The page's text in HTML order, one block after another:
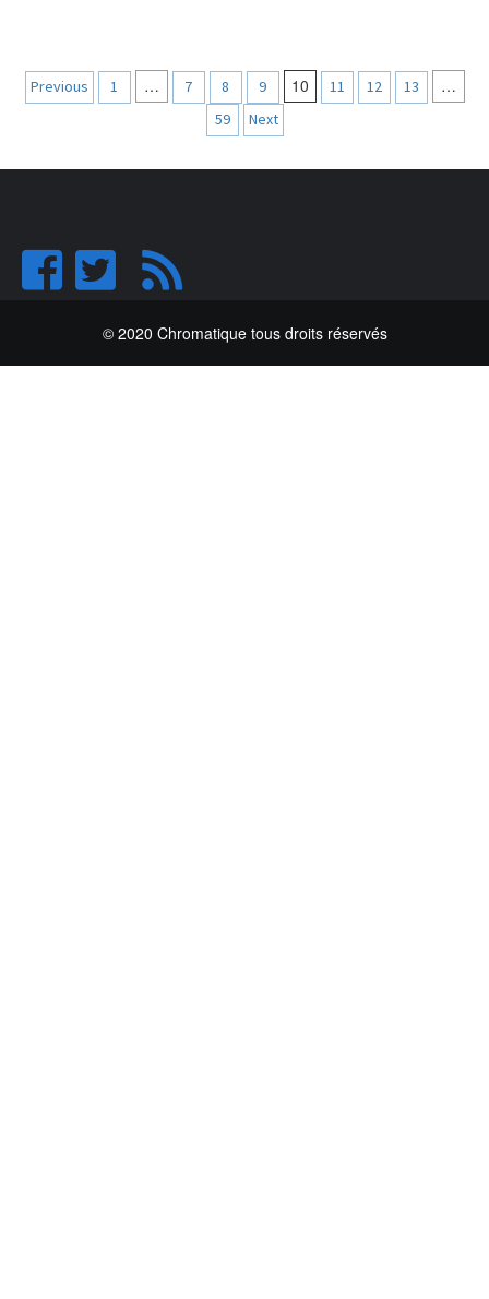
Navigation
des
Previous 1 … 7 8 9 10 11 12 13 …
59 Next
© 2020 Chromatique tous droits réservés